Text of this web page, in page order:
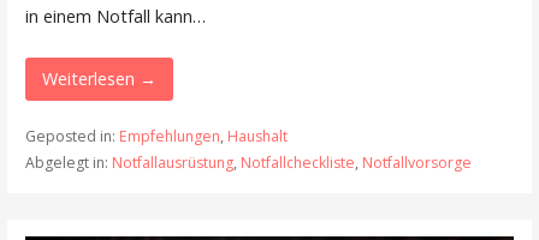
in einem Notfall kann…
Weiterlesen →
Geposted in: Empfehlungen, Haushalt
Abgelegt in: Notfallausrüstung, Notfallcheckliste, Notfallvorsorge